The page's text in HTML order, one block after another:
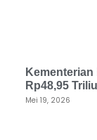
Kementerian
Rp48,95
Mei 19, 2026